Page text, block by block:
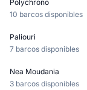
Polychrono
10 barcos disponibles
Paliouri
7 barcos disponibles
Nea Moudania
3 barcos disponibles